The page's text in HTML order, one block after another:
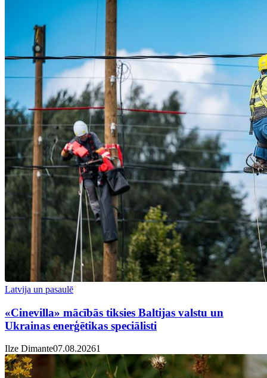
Latvija un pasaulē
«Cinevilla» mācībās tiksies Baltijas valstu un
Ukrainas enerģētikas speciālisti
Ilze Dimante07.08.20261